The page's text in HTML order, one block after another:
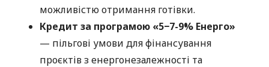
можливістю отримання готівки.
Кредит за програмою «5−7-9% Енерго»
— пільгові умови для фінансування
проєктів з енергонезалежності та